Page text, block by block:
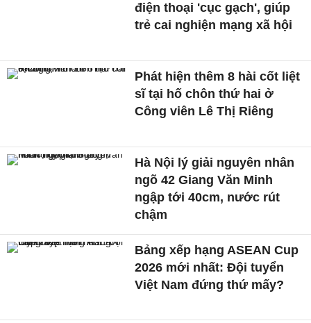
điện thoại 'cục gạch', giúp
trẻ cai nghiện mạng xã hội
Phát hiện thêm 8 hài cốt liệt
sĩ tại hố chôn thứ hai ở
Công viên Lê Thị Riêng
Hà Nội lý giải nguyên nhân
ngõ 42 Giang Văn Minh
ngập tới 40cm, nước rút
chậm
Bảng xếp hạng ASEAN Cup
2026 mới nhất: Đội tuyển
Việt Nam đứng thứ mấy?